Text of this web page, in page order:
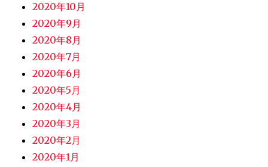
2020年10月
2020年9月
2020年8月
2020年7月
2020年6月
2020年5月
2020年4月
2020年3月
2020年2月
2020年1月